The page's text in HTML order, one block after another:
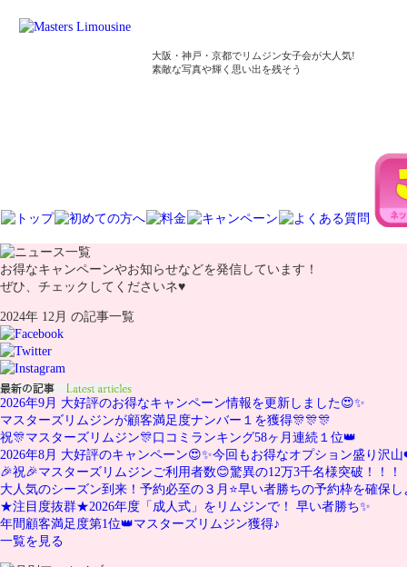
大阪・神戸・京都でリムジン女子会が大人気!
素敵な写真や輝く思い出を残そう
お得なキャンペーンやお知らせなどを発信しています！
ぜひ、チェックしてくださいネ♥
2024年 12月 の記事一覧
2026年9月 大好評のお得なキャンペーン情報を更新しました😍✨
マスターズリムジンが顧客満足度ナンバー１を獲得🎊🎊🎊
祝🎊マスターズリムジン🎊口コミランキング58ヶ月連続１位👑
2026年8月 大好評のキャンペーン😍✨今回もお得なオプション盛り沢
🎉祝🎉マスターズリムジンご利用者数😊驚異の12万3千名様突破！！！
大人気のシーズン到来！予約必至の３月⭐️早い者勝ちの予約枠を確保し
★注目度抜群★2026年度「成人式」をリムジンで！ 早い者勝ち✨
年間顧客満足度第1位👑マスターズリムジン獲得♪
一覧を見る